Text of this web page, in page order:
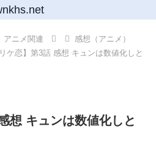
アニメ関連
感想（アニメ）
リケ恋】第3話 感想 キュンは数値化しと
想 キュンは数値化しと